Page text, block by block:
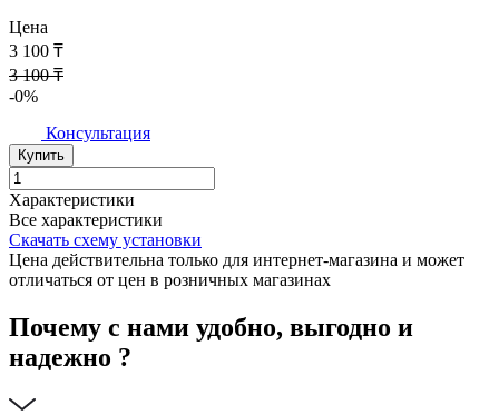
Цена
3 100 ₸
3 100 ₸
-0%
Консультация
Купить
Характеристики
Все характеристики
Скачать схему установки
Цена действительна только для интернет-магазина и может
отличаться от цен в розничных магазинах
Почему с нами удобно, выгодно и
надежно ?